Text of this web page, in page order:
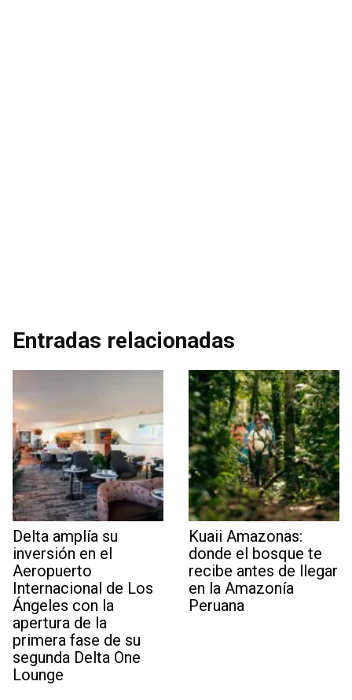
Entradas relacionadas
Delta amplía su
inversión en el
Aeropuerto
Internacional de Los
Ángeles con la
apertura de la
primera fase de su
segunda Delta One
Lounge
Kuaii Amazonas:
donde el bosque te
recibe antes de llegar
en la Amazonía
Peruana